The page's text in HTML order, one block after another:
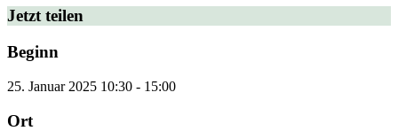
Jetzt teilen
Beginn
25. Januar 2025 10:30 - 15:00
Ort